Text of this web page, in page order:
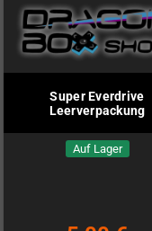
Super Everdrive
Leerverpackung
Auf Lager